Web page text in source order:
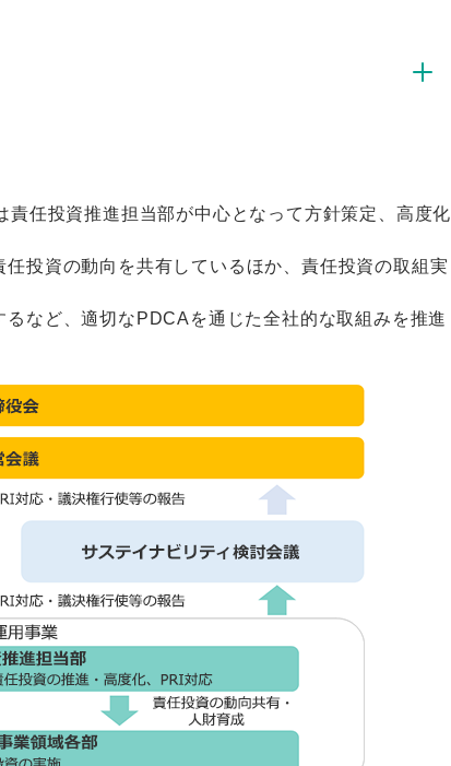
任投資推進担当部が中心となって方針策定、高度化
投資の動向を共有しているほか、責任投資の取組実
など、適切なPDCAを通じた全社的な取組みを推進